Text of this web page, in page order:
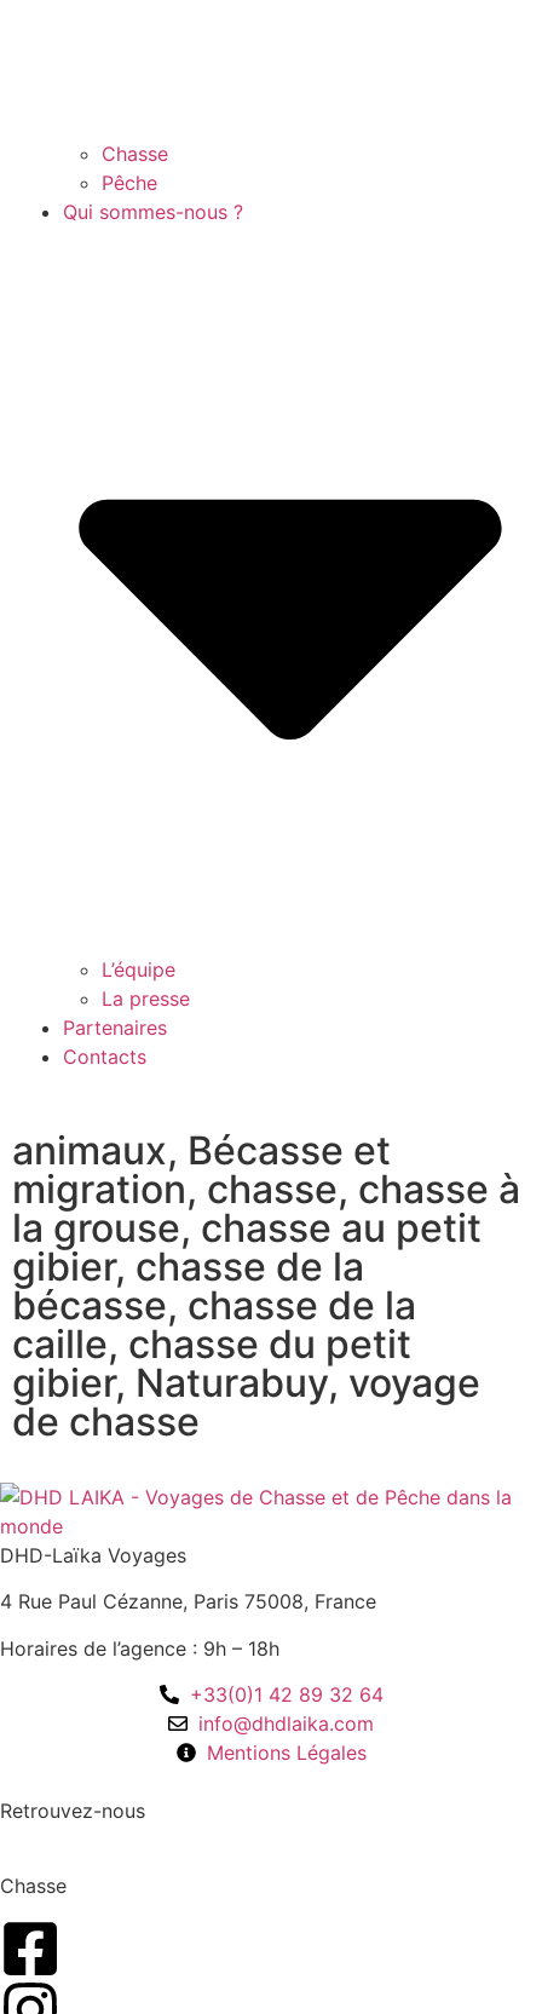
Chasse
Pêche
Qui sommes-nous ?
L’équipe
La presse
Partenaires
Contacts
animaux, Bécasse et
migration, chasse, chasse à
la grouse, chasse au petit
gibier, chasse de la
bécasse, chasse de la
caille, chasse du petit
gibier, Naturabuy, voyage
de chasse
DHD-Laïka Voyages
4 Rue Paul Cézanne, Paris 75008, France
Horaires de l’agence : 9h – 18h
+33(0)1 42 89 32 64
info@dhdlaika.com
Mentions Légales
Retrouvez-nous
Chasse